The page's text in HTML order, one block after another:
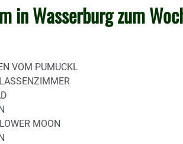
in Wasserburg zum
VOM PUMUCKL
MOON